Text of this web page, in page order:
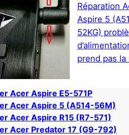
Réparation
Aspire 5
52KG)
prend pas la
Acer Aspire E5-571P
Acer Aspire 5 (A514-56M)
Acer Aspire R15 (R7-571)
Acer Predator 17 (G9-792)